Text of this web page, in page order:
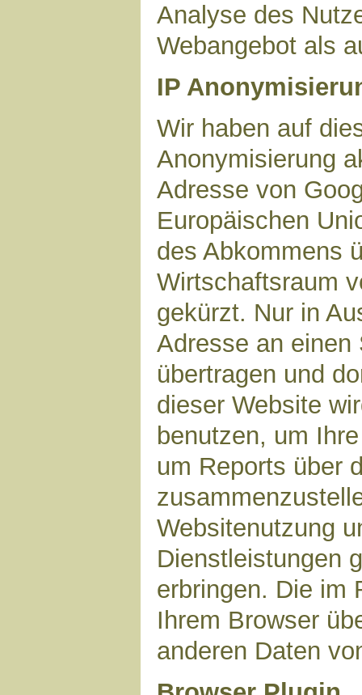
Analyse des
Webangebot als
IP
Wir haben auf
Anonymisierung
Adresse von
Europäischen
des Abkommens
Wirtschaftsraum
gekürzt. Nur in
Adresse an einen
übertragen und
dieser Website
benutzen, um
um Reports über
Websitenutzung
Dienstleistungen
erbringen. Die im
Ihrem Browser
anderen Daten